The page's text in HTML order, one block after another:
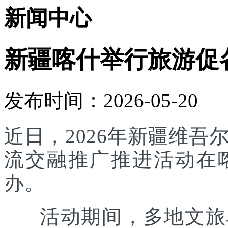
新闻中心
新疆喀什举行旅游
发布时间：2026-05-20
近日，2026年新疆维吾
流交融推广推进活动在
办。
活动期间，多地文旅